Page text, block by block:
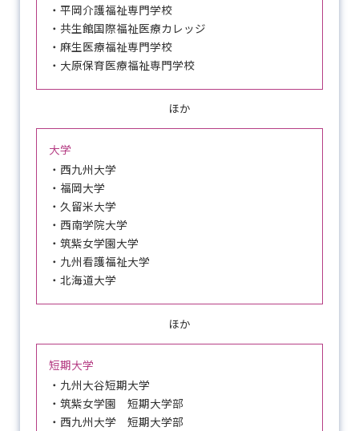
・平岡介護福祉専門学校
・共生館国際福祉医療カレッジ
・麻生医療福祉専門学校
・大原保育医療福祉専門学校
ほか
大学
・西九州大学
・福岡大学
・久留米大学
・西南学院大学
・筑紫女学園大学
・九州看護福祉大学
・北海道大学
ほか
短期大学
・九州大谷短期大学
・筑紫女学園 短期大学部
・西九州大学 短期大学部